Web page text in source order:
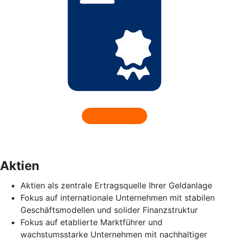
Aktien
Aktien als zentrale Ertragsquelle Ihrer Geldanlage
Fokus auf internationale Unternehmen mit stabilen
Geschäftsmodellen und solider Finanzstruktur
Fokus auf etablierte Marktführer und
wachstumsstarke Unternehmen mit nachhaltiger